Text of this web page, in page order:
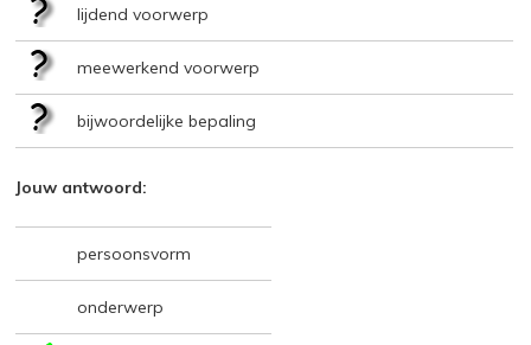
lijdend voorwerp
meewerkend voorwerp
bijwoordelijke bepaling
Jouw antwoord:
persoonsvorm
onderwerp